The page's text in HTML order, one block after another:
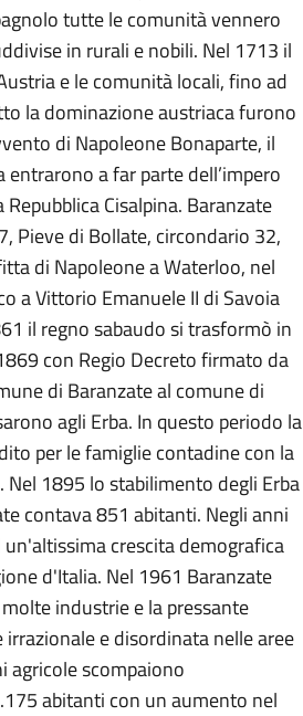
tutte le comunità vennero
in rurali e nobili. Nel 1713 il
e le comunità locali, fino ad
la dominazione austriaca furono
di Napoleone Bonaparte, il
a far parte dell’impero
Cisalpina. Baranzate
Pieve di Bollate, circondario 32,
di Napoleone a Waterloo, nel
a Vittorio Emanuele II di Savoia
il regno sabaudo si trasformò in
con Regio Decreto firmato da
di Baranzate al comune di
agli Erba. In questo periodo la
per le famiglie contadine con la
1895 lo stabilimento degli Erba
contava 851 abitanti. Negli anni
crescita demografica
d'Italia. Nel 1961 Baranzate
industrie e la pressante
e disordinata nelle aree
agricole scompaiono
abitanti con un aumento nel